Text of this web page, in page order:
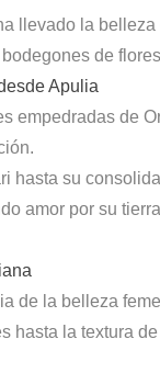
llevado la
de
Apulia
empedradas de
hasta su
amor por su
de la belleza
hasta la textura